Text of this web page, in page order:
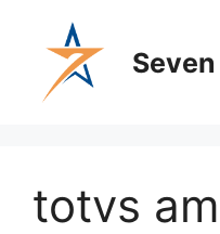
totvs